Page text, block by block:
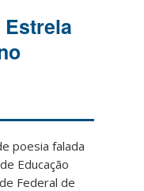
poesia falada
Educação
Federal de